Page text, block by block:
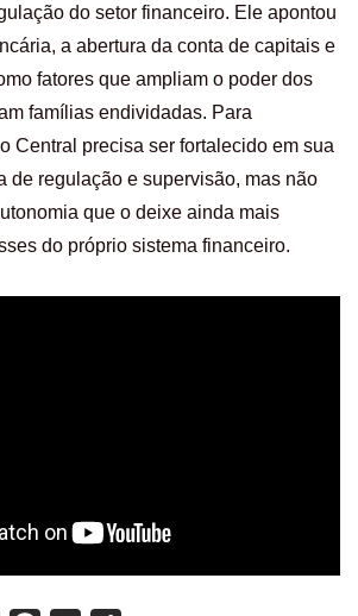
do setor financeiro. Ele apontou
a abertura da conta de capitais e
fatores que ampliam o poder dos
famílias endividadas. Para
Central precisa ser fortalecido em sua
de regulação e supervisão, mas não
que o deixe ainda mais
do próprio sistema financeiro.